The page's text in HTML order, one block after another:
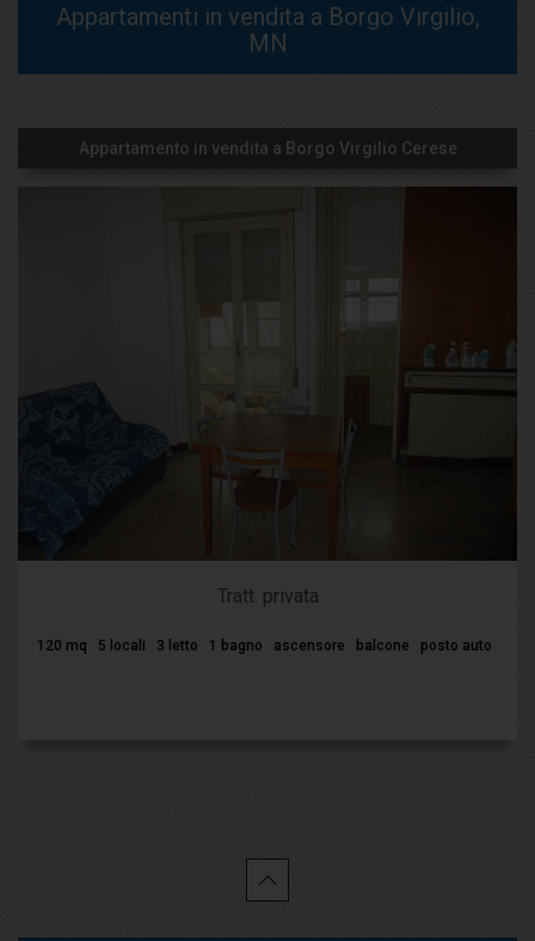
Appartamenti in vendita a Borgo Virgilio,
MN
Appartamento in vendita a Borgo Virgilio Cerese
Tratt. privata
120 mq 5 locali 3 letto 1 bagno ascensore balcone posto auto